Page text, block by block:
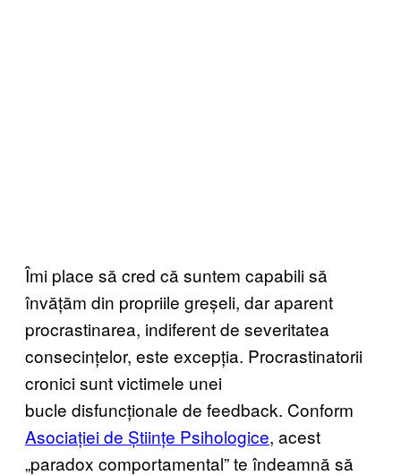
Îmi place să cred că suntem capabili să
învățăm din propriile greșeli, dar aparent
procrastinarea, indiferent de severitatea
consecințelor, este excepția. Procrastinatorii
cronici sunt victimele unei
bucle disfuncționale de feedback. Conform
Asociației de Științe Psihologice, acest
„paradox comportamental” te îndeamnă să